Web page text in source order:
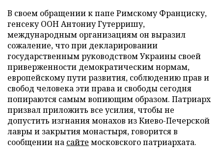
В своем обращении к папе Римскому Франциску,
генсеку ООН Антониу Гутерришу,
международным организациям он выразил
сожаление, что при декларировании
государственным руководством Украины своей
приверженности демократическим нормам,
европейскому пути развития, соблюдению прав и
свобод человека эти права и свободы сегодня
попираются самым вопиющим образом. Патриарх
призвал приложить все усилия, чтобы не
допустить изгнания монахов из Киево-Печерской
лавры и закрытия монастыря, говорится в
сообщении на сайте московского патриархата.